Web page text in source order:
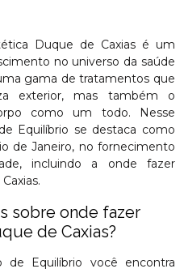
Duque de Caxias é um
no universo da saúde
gama de tratamentos que
exterior, mas também o
como um todo. Nesse
Equilíbrio se destaca como
de Janeiro, no fornecimento
incluindo a onde fazer
sobre onde fazer
de Caxias?
de Equilíbrio você encontra